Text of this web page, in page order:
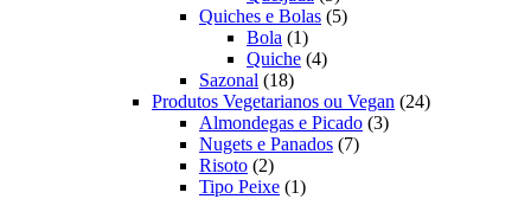
produtos
Quiches e Bolas 55
Bola 11
produto
Quiche 44
Sazonal 1818
produtos
Produtos Vegetarianos ou Vegan 2424
Almondegas e Picado 33
Nugets e Panados 77
Risoto 22
produtos
Tipo Peixe 11